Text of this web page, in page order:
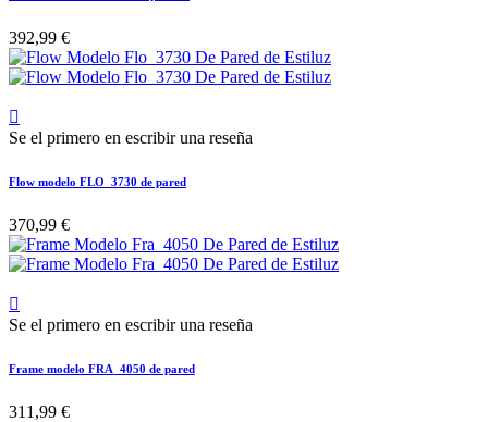
392,99 €

Se el primero en escribir una reseña
Flow modelo FLO_3730 de pared
370,99 €

Se el primero en escribir una reseña
Frame modelo FRA_4050 de pared
311,99 €